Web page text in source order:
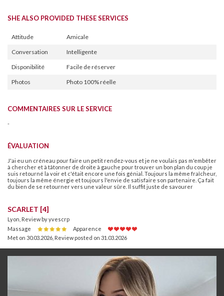
SHE ALSO PROVIDED THESE SERVICES
Attitude
Amicale
Conversation
Intelligente
Disponibilité
Facile de réserver
Photos
Photo 100% réelle
COMMENTAIRES SUR LE SERVICE
-
ÉVALUATION
J'ai eu un créneau pour faire un petit rendez-vous et je ne voulais pas m'embêter
à chercher et à tâtonner de droite à gauche pour trouver un bon plan du coup je
suis retourné la voir et c'était encore une fois génial. Toujours la même fraîcheur,
toujours la même énergie et toujours l'envie de satisfaire son partenaire. Ça fait
du bien de se retourner vers une valeur sûre. Il suffit juste de savourer
SCARLET [4]
Lyon, Review by yvescrp
Massage
Apparence
Met on 30.03.2026 Review posted on 31.03.2026